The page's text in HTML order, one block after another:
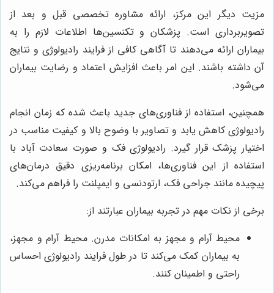
مزیت دیگر این مرکز، ارائه مشاوره تخصصی قبل و بعد از
تصویربرداری است. پزشکان و تکنسین‌ها اطلاعات لازم را به
بیماران ارائه می‌دهند تا آگاهی کافی از فرایند رادیولوژی و نتایج
آن داشته باشند. این امر باعث افزایش اعتماد و رضایت بیماران
می‌شود.
همچنین، استفاده از فناوری‌های جدید باعث شده که زمان انجام
رادیولوژی کاهش یابد و تصاویر با وضوح بالا و کیفیت مناسب در
اختیار پزشک قرار گیرد. رادیولوژی فک و صورت سعادت آباد با
استفاده از این فناوری‌ها، امکان برنامه‌ریزی دقیق درمان‌های
پیچیده مانند جراحی فک، ارتودنسی و ایمپلنت را فراهم می‌کند.
برخی از نکات مهم در تجربه بیماران عبارتند از:
محیط آرام و مجهز به امکانات مدرن. محیط آرام و مجهز،
به بیماران کمک می‌کند تا در طول فرایند رادیولوژی احساس
راحتی و اطمینان کنند.